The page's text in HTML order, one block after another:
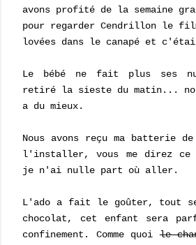
avons profité de la semaine
pour regarder Cendrillon le
lovées dans le canapé et
Le bébé ne fait plus ses
retiré la sieste du matin...
a du mieux.
Nous avons reçu ma batterie
l'installer, vous me direz ce
je n'ai nulle part où aller.
L'ado a fait le goûter, tout
chocolat, cet enfant sera
confinement. Comme quoile